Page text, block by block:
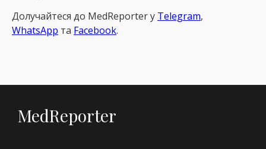
Долучайтеся до MedReрorter у Telegram,
WhatsApp та Facebook.
MedReporter